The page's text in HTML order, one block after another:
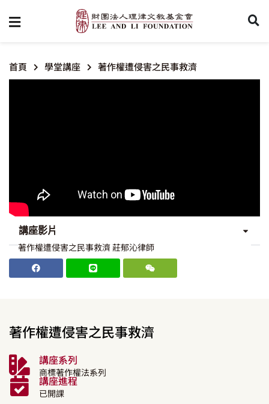
首頁 學堂講座 著作權遭侵害之民事救濟
講座影片
著作權遭侵害之民事救濟 莊郁沁律師
著作權遭侵害之民事救濟
講座系列
商標著作權法系列
講座進程
已開課